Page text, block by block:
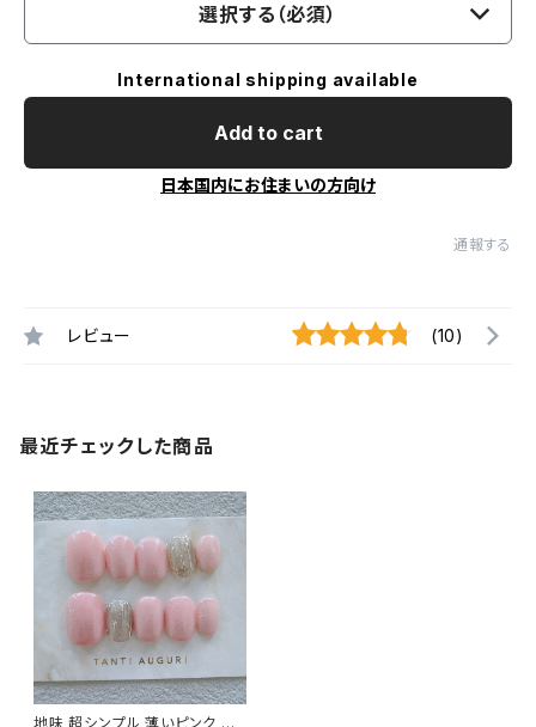
選択する（必須）
International shipping available
Add to cart
日本国内にお住まいの方向け
通報する
レビュー (10)
最近チェックした商品
地味 超シンプル 薄いピンク シ